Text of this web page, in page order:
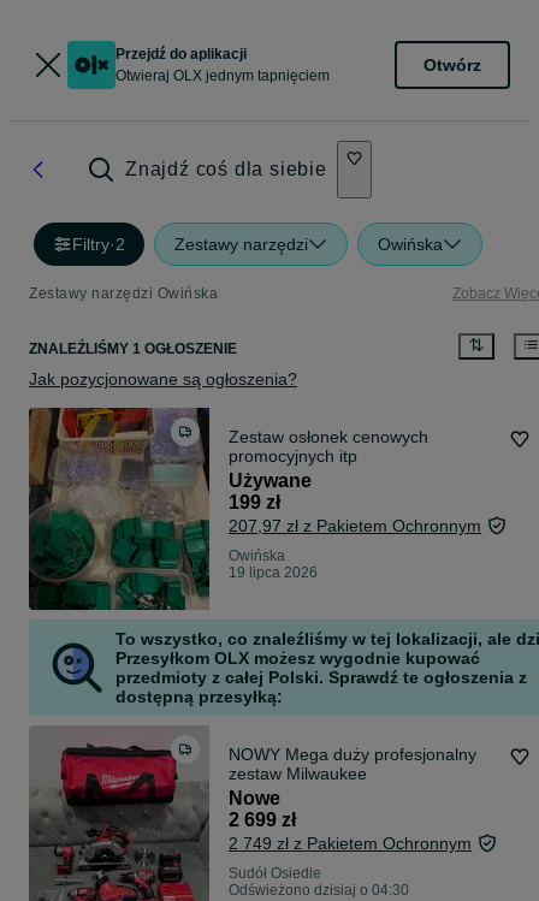
Przejdź do aplikacji
Otwieraj OLX jednym tapnięciem
Otwórz
Znajdź coś dla siebie
Filtry·2 Zestawy narzędzi Owińska
Zestawy narzędzi Owińska Zobacz
ZNALEŹLIŚMY 1 OGŁOSZENIE
Jak pozycjonowane są ogłoszenia?
Zestaw osłonek cenowych
promocyjnych itp
Używane
199 zł
207,97 zł z Pakietem Ochronnym
Owińska
19 lipca 2026
To wszystko, co znaleźliśmy w tej lokalizacji, ale
Przesyłkom OLX możesz wygodnie kupować
przedmioty z całej Polski. Sprawdź te ogłoszenia z
dostępną przesyłką:
NOWY Mega duży profesjonalny
zestaw Milwaukee
Nowe
2 699 zł
2 749 zł z Pakietem Ochronnym
Sudół Osiedle
Odświeżono dzisiaj o 04:30